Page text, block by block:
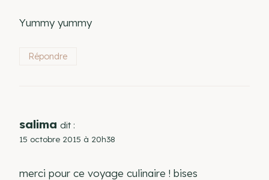
Yummy yummy
Répondre
salima dit :
15 octobre 2015 à 20h38
merci pour ce voyage culinaire ! bises